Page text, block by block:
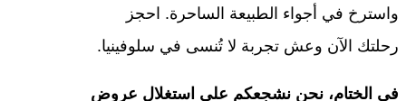
واسترخ في أجواء الطبيعة الساحرة. احجز
رحلتك الآن وعش تجربة لا تُنسى في سلوفينيا.
في الختام، نحن نشجعكم على استغلال عروض